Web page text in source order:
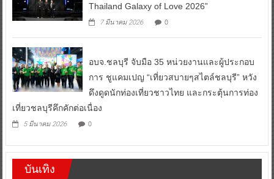
Thailand Galaxy of Love 2026”
7 มีนาคม 2026 0
อบจ.ชลบุรี จับมือ 35 หน่วยงานและผู้ประกอบ
การ ชูแคมเปญ “เที่ยวสบายๆสไตล์ชลบุรี” หวัง
ดึงดูดนักท่องเที่ยวชาวไทย และกระตุ้นการท่อง
เที่ยวชลบุรีคึกคักต่อเนื่อง
5 มีนาคม 2026 0
บันเทิง